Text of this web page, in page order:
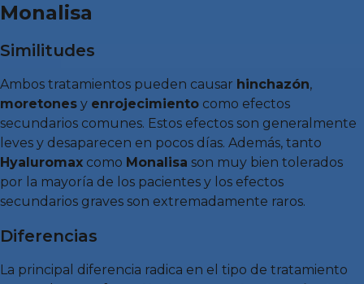
Monalisa
Similitudes
Ambos tratamientos pueden causar hinchazón,
moretones y enrojecimiento como efectos
secundarios comunes. Estos efectos son generalmente
leves y desaparecen en pocos días. Además, tanto
Hyaluromax como Monalisa son muy bien tolerados
por la mayoría de los pacientes y los efectos
secundarios graves son extremadamente raros.
Diferencias
La principal diferencia radica en el tipo de tratamiento